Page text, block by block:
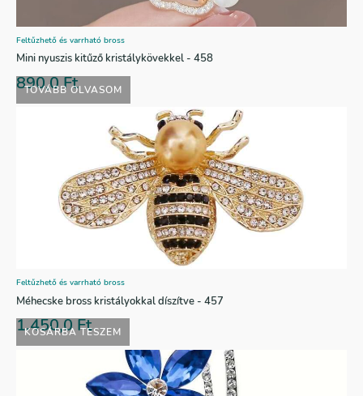
TOVÁBB OLVASOM
Feltűzhető és varrható bross
Mini nyuszis kitűző kristálykövekkel - 458
890,0Ft
KOSÁRBA TESZEM
Feltűzhető és varrható bross
Méhecske bross kristályokkal díszítve - 457
1.450,0Ft